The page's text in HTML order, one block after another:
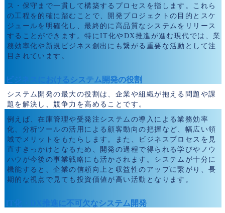
ス・保守まで一貫して構築するプロセスを指します。これら
の工程を的確に踏むことで、開発プロジェクトの目的とスケ
ジュールを明確化し、最終的に高品質なシステムをリリース
することができます。特にIT化やDX推進が進む現代では、業
務効率化や新規ビジネス創出にも繋がる重要な活動として注
目されています。
ビジネスにおけるシステム開発の役割
システム開発の最大の役割は、企業や組織が抱える問題や課
題を解決し、競争力を高めることです。
例えば、在庫管理や受発注システムの導入による業務効率
化、分析ツールの活用による顧客動向の把握など、幅広い領
域でメリットをもたらします。また、ビジネスプロセスを見
直すきっかけとなるため、開発の過程で得られる学びやノウ
ハウが今後の事業戦略にも活かされます。システムが十分に
機能すると、企業の信頼向上と収益性のアップに繋がり、長
期的な視点で見ても投資価値が高い活動となります。
IT化・DX推進に不可欠なシステム開発